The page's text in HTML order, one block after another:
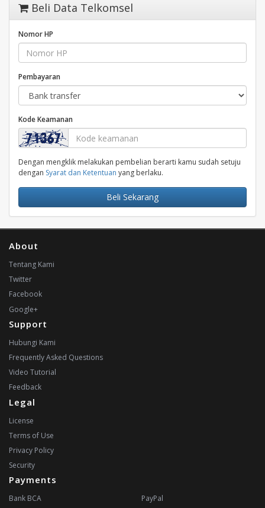
Beli Data Telkomsel
Nomor HP
Pembayaran
Kode Keamanan
Dengan mengklik melakukan pembelian berarti kamu sudah setuju
dengan Syarat dan Ketentuan yang berlaku.
Beli Sekarang
About
Tentang Kami
Twitter
Facebook
Google+
Support
Hubungi Kami
Frequently Asked Questions
Video Tutorial
Feedback
Legal
License
Terms of Use
Privacy Policy
Security
Payments
Bank BCA PayPal